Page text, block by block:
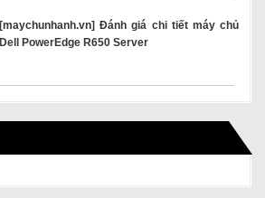
[maychunhanh.vn] Đánh giá chi tiết máy chủ
Dell PowerEdge R650 Server